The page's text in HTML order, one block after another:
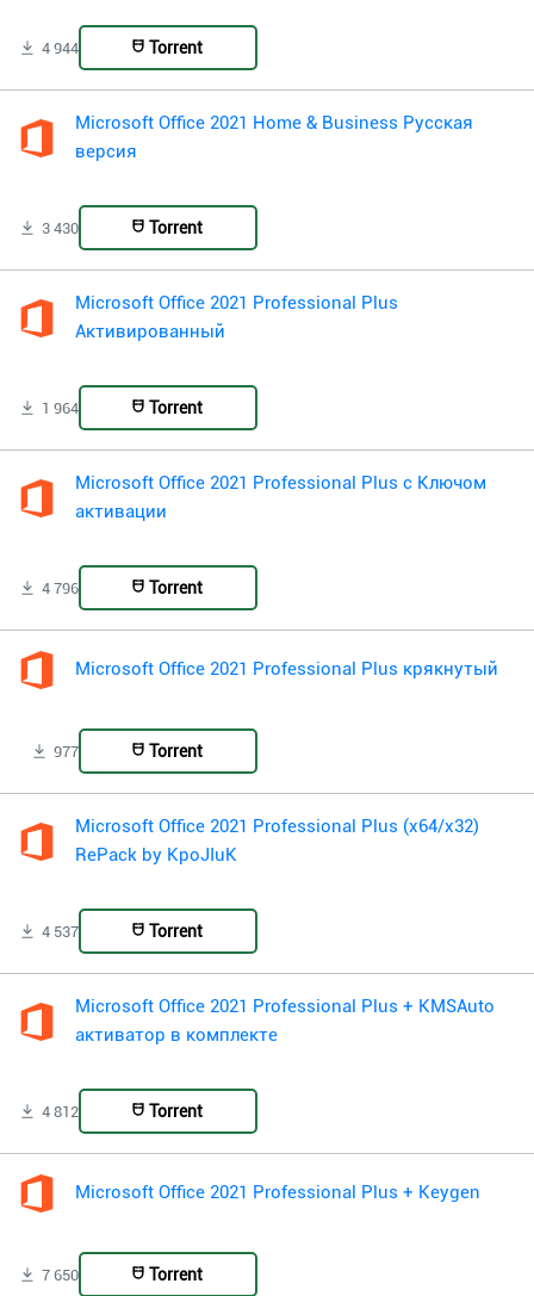
4 944 Torrent
Microsoft Office 2021 Home & Business Русская
версия
3 430 Torrent
Microsoft Office 2021 Professional Plus
Активированный
1 964 Torrent
Microsoft Office 2021 Professional Plus с Ключом
активации
4 796 Torrent
Microsoft Office 2021 Professional Plus крякнутый
977 Torrent
Microsoft Office 2021 Professional Plus (x64/x32)
RePack by KpoJIuK
4 537 Torrent
Microsoft Office 2021 Professional Plus + KMSAuto
активатор в комплекте
4 812 Torrent
Microsoft Office 2021 Professional Plus + Keygen
7 650 Torrent